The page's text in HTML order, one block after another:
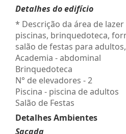
Detalhes do edifício
* Descrição da área de
piscinas, brinquedoteca,
salão de festas para
Academia - abdominal
Brinquedoteca
N° de elevadores - 2
Piscina - piscina de adultos
Salão de Festas
Detalhes Ambientes
Sacada